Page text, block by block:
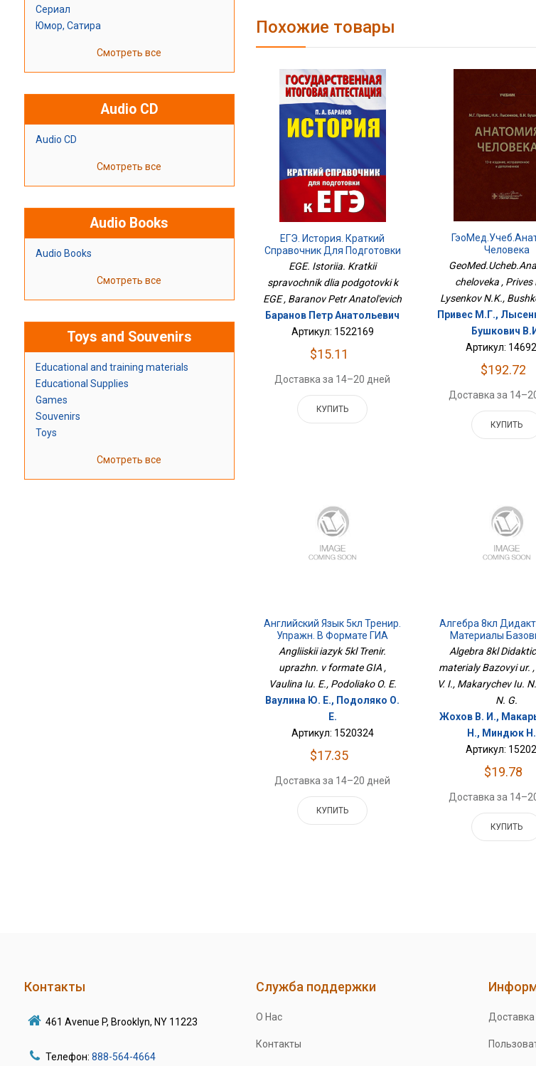
Сериал
Юмор, Сатира
Смотреть все
Audio CD
Audio CD
Смотреть все
Audio Books
Audio Books
Смотреть все
Toys and Souvenirs
Educational and training materials
Educational Supplies
Games
Souvenirs
Toys
Смотреть все
Похожие товары
ЕГЭ. История. Краткий
Справочник Для Подготовки
К ЕГЭ
EGE. Istoriia. Kratkii
spravochnik dlia podgotovki k
EGE , Baranov Petr Anatol'evich
Баранов Петр Анатольевич
Артикул: 1522169
$15.11
Доставка за 14–20 дней
КУПИТЬ
Человека
cheloveka , Prives
Lysenkov N.K.,
Привес М.Г.,
Бушкович
Артикул:
$192.72
Доставка за
КУПИТЬ
Английский Язык 5кл Тренир.
Упражн. В Формате ГИА
Angliiskii iazyk 5kl Trenir.
uprazhn. v formate GIA ,
Vaulina Iu. E., Podoliako O. E.
Ваулина Ю. Е., Подоляко О.
Е.
Артикул: 1520324
$17.35
Доставка за 14–20 дней
КУПИТЬ
Алгебра 8кл
Материалы
Algebra 8kl
materialy Bazovyi ur.
V. I., Makarychev Iu.
N. G.
Жохов В. И.,
Н., Миндюк Н.
Артикул:
$19.78
Доставка за
КУПИТЬ
Контакты
461 Avenue P, Brooklyn, NY 11223
Телефон: 888-564-4664
Служба поддержки
О Нас
Контакты
Доставка